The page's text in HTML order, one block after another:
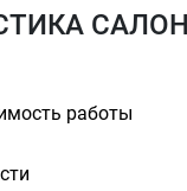
работы